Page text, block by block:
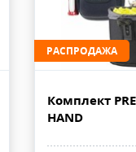
дня. Стоимость
или по ЭДО.
- EMS ПОЧТА РОССИИ
100% предоплаты,
РАСПРОДАЖА
Комплект
HAND